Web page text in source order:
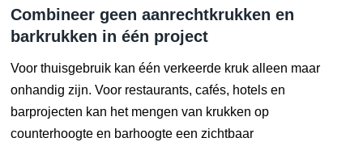
Combineer geen aanrechtkrukken en
barkrukken in één project
Voor thuisgebruik kan één verkeerde kruk alleen maar
onhandig zijn. Voor restaurants, cafés, hotels en
barprojecten kan het mengen van krukken op
counterhoogte en barhoogte een zichtbaar